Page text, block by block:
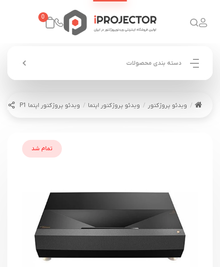
0
دسته بندی محصولات
ویدئو پروژکتور ویدئو پروژکتور اپتما ویدئو پروژکتور اپتما OPTOMA CinemaX P1
تمام شد